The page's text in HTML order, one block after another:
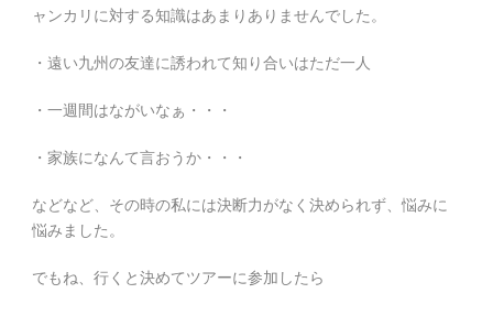
ャンカリに対する知識はあまりありませんでした。
・遠い九州の友達に誘われて知り合いはただ一人
・一週間はながいなぁ・・・
・家族になんて言おうか・・・
などなど、その時の私には決断力がなく決められず、悩みに
悩みました。
でもね、行くと決めてツアーに参加したら